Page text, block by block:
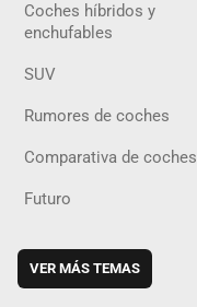
Coches híbridos y
enchufables
SUV
Rumores de coches
Comparativa de coches
Futuro
VER MÁS TEMAS